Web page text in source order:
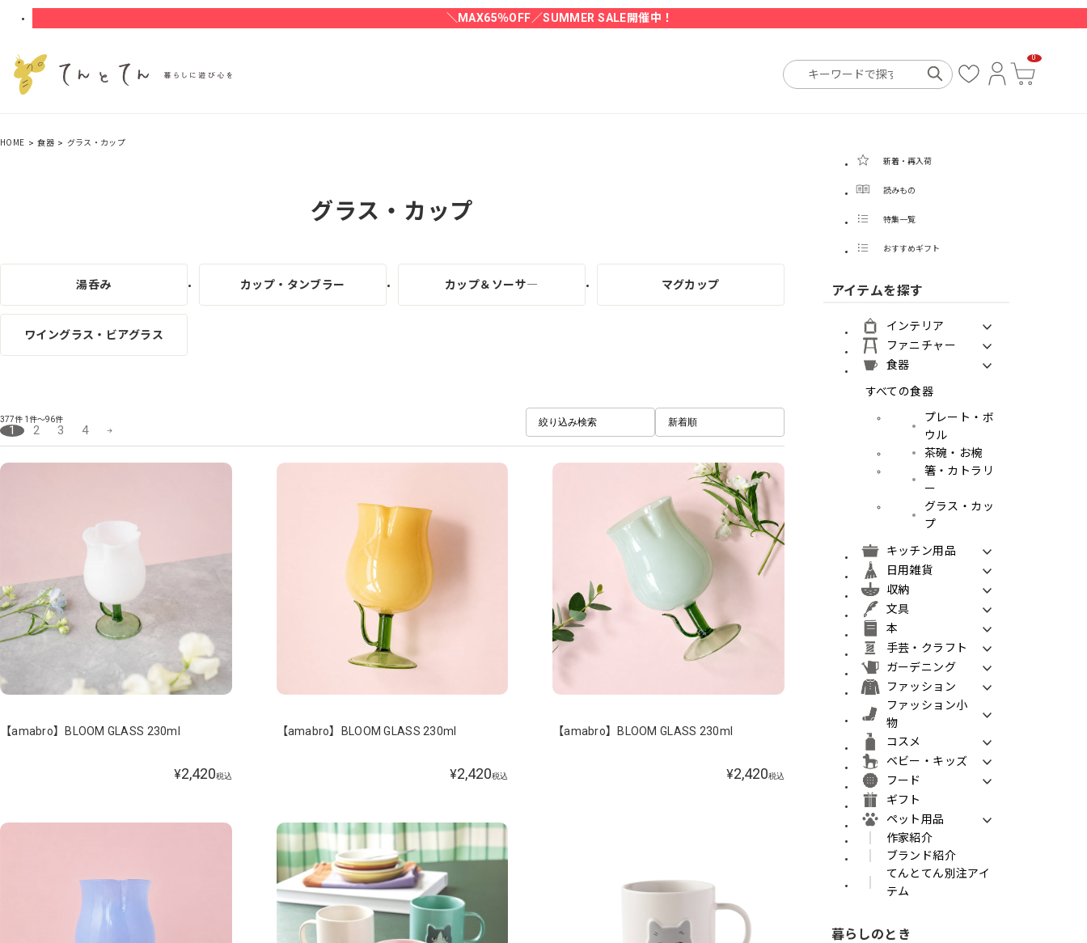
＼MAX65％OFF／SUMMER SALE開催中！
0
HOME 食器 グラス・カップ
グラス・カップ
湯呑み カップ・タンブラー カップ＆ソーサ― マグカップ
ワイングラス・ビアグラス
377件 1件～96件
1 2 3 4
絞り込み検索 新着順
【amabro】BLOOM GLASS 230ml
¥2,420税込
【amabro】BLOOM GLASS 230ml
¥2,420税込
【amabro】BLOOM GLASS 230ml
¥2,420税込
新着・再入荷
読みもの
特集一覧
おすすめギフト
アイテムを探す
インテリア
ファニチャー
食器
すべての食器
プレート・ボ
ウル
茶碗・お椀
箸・カトラリ
ー
グラス・カッ
プ
キッチン用品
日用雑貨
収納
文具
本
手芸・クラフト
ガーデニング
ファッション
ファッション小
物
コスメ
ベビー・キッズ
フード
ギフト
ペット用品
作家紹介
ブランド紹介
てんとてん別注アイ
テム
暮らしのとき